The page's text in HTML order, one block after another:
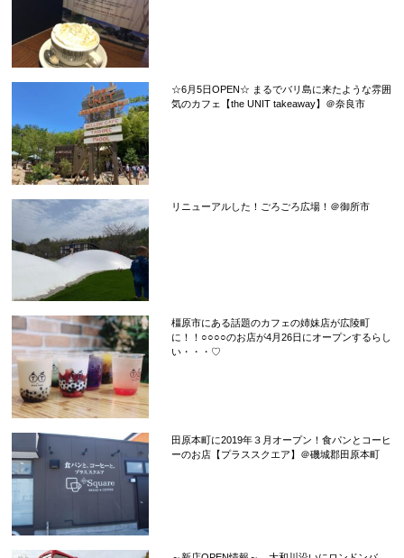
☆6月5日OPEN☆ まるでバリ島に来たような雰囲
気のカフェ【the UNIT takeaway】＠奈良市
リニューアルした！ごろごろ広場！＠御所市
橿原市にある話題のカフェの姉妹店が広陵町
に！！○○○○のお店が4月26日にオープンするらし
い・・・♡
田原本町に2019年３月オープン！食パンとコーヒ
ーのお店【プラススクエア】＠磯城郡田原本町